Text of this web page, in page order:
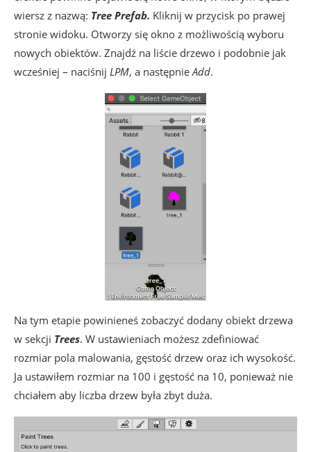
wiersz z nazwą: Tree Prefab. Kliknij w przycisk po prawej
stronie widoku. Otworzy się okno z możliwością wyboru
nowych obiektów. Znajdź na liście drzewo i podobnie jak
wcześniej – naciśnij LPM, a następnieAdd.
Na tym etapie powinieneś zobaczyć dodany obiekt drzewa
w sekcji Trees. W ustawieniach możesz zdefiniować
rozmiar pola malowania, gęstość drzew oraz ich wysokość.
Ja ustawiłem rozmiar na 100 i gęstość na 10, ponieważ nie
chciałem aby liczba drzew była zbyt duża.